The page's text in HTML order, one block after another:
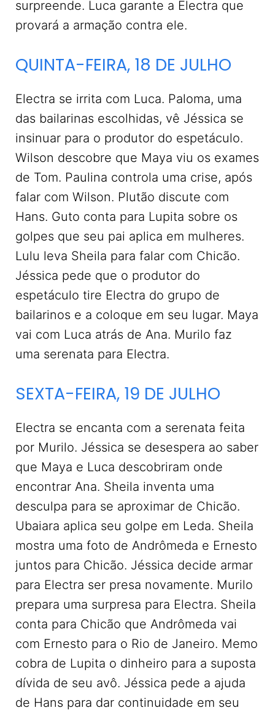
surpreende. Luca garante a Electra que
provará a armação contra ele.
QUINTA-FEIRA, 18 DE JULHO
Electra se irrita com Luca. Paloma, uma
das bailarinas escolhidas, vê Jéssica se
insinuar para o produtor do espetáculo.
Wilson descobre que Maya viu os exames
de Tom. Paulina controla uma crise, após
falar com Wilson. Plutão discute com
Hans. Guto conta para Lupita sobre os
golpes que seu pai aplica em mulheres.
Lulu leva Sheila para falar com Chicão.
Jéssica pede que o produtor do
espetáculo tire Electra do grupo de
bailarinos e a coloque em seu lugar. Maya
vai com Luca atrás de Ana. Murilo faz
uma serenata para Electra.
SEXTA-FEIRA, 19 DE JULHO
Electra se encanta com a serenata feita
por Murilo. Jéssica se desespera ao saber
que Maya e Luca descobriram onde
encontrar Ana. Sheila inventa uma
desculpa para se aproximar de Chicão.
Ubaiara aplica seu golpe em Leda. Sheila
mostra uma foto de Andrômeda e Ernesto
juntos para Chicão. Jéssica decide armar
para Electra ser presa novamente. Murilo
prepara uma surpresa para Electra. Sheila
conta para Chicão que Andrômeda vai
com Ernesto para o Rio de Janeiro. Memo
cobra de Lupita o dinheiro para a suposta
dívida de seu avô. Jéssica pede a ajuda
de Hans para dar continuidade em seu